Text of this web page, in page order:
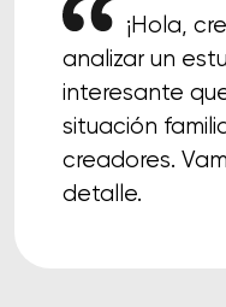
¡Hola,
analizar un
interesante
situación
creadores.
detalle.